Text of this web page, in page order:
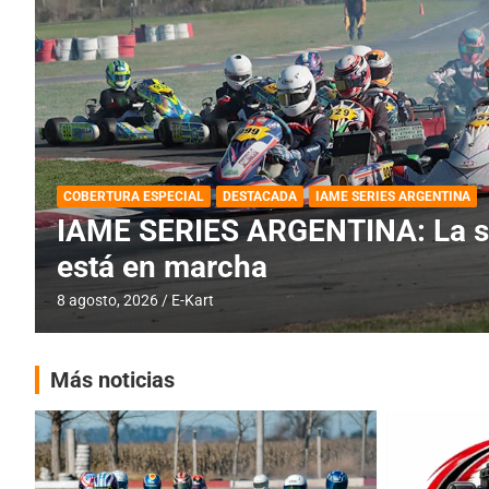
BREVES DESTACADA IAME SERIES ARGENTINA PRÓXIMA
IAME SERIES ARGENTINA:
fecha especial con Invitados
6 agosto, 2026 E-Kart
Más noticias